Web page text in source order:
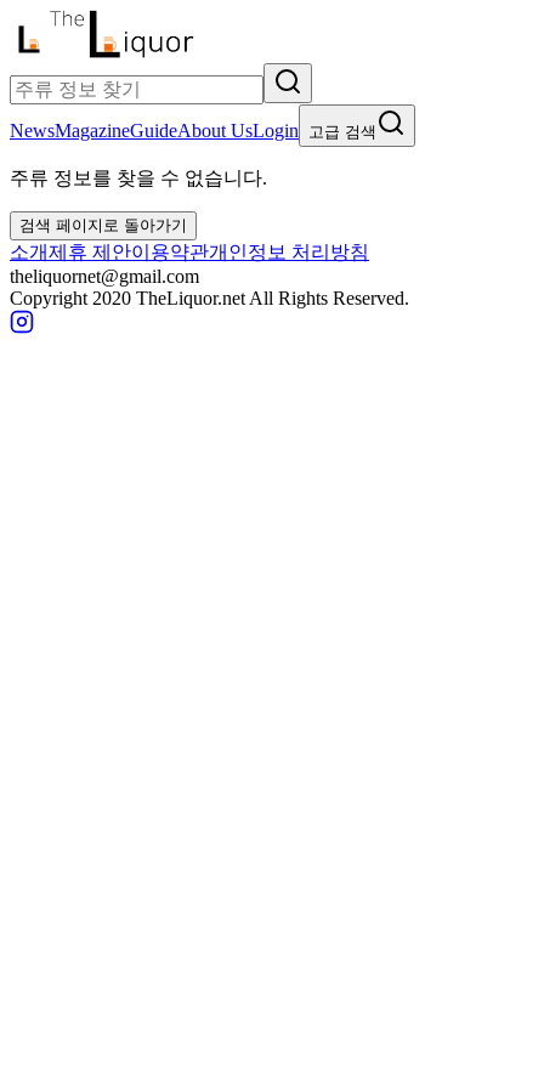
NewsMagazineGuideAbout UsLogin 고급 검색
주류 정보를 찾을 수 없습니다.
검색 페이지로 돌아가기
소개제휴 제안이용약관개인정보 처리방침
theliquornet@gmail.com
Copyright 2020 TheLiquor.net All Rights Reserved.